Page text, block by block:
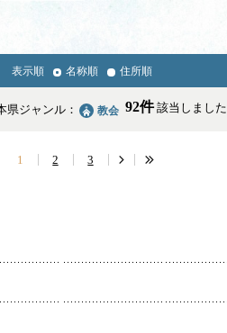
News & Topics
表示順 名称順 住所順
県ジャンル： 教会 92件該当しました
1 2 3